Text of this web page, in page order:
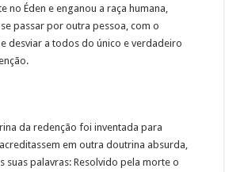
no Éden e enganou a raça humana,
passar por outra pessoa, com o
desviar a todos do único e verdadeiro
da redenção foi inventada para
em outra doutrina absurda,
suas palavras: Resolvido pela morte o